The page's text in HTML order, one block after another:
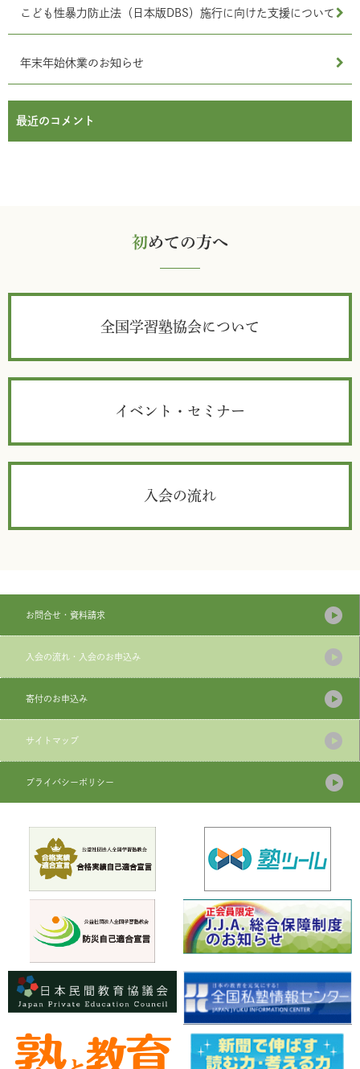
こども性暴力防止法（日本版DBS）施行に向けた支援について
年末年始休業のお知らせ
最近のコメント
初めての方へ
全国学習塾協会について
イベント・セミナー
入会の流れ
お問合せ・資料請求
入会の流れ・入会のお申込み
寄付のお申込み
サイトマップ
プライバシーポリシー